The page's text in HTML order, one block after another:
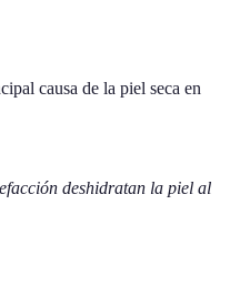
causa de la piel seca en
deshidratan la piel al